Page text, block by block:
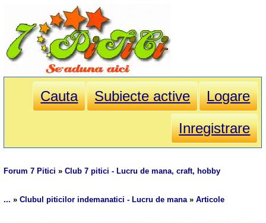
Cauta Subiecte active
Logare
Inregistrare
Forum 7 Pitici »Club 7 pitici - Lucru de mana, craft, hobby
... »Clubul piticilor indemanatici - Lucru de mana»Articole